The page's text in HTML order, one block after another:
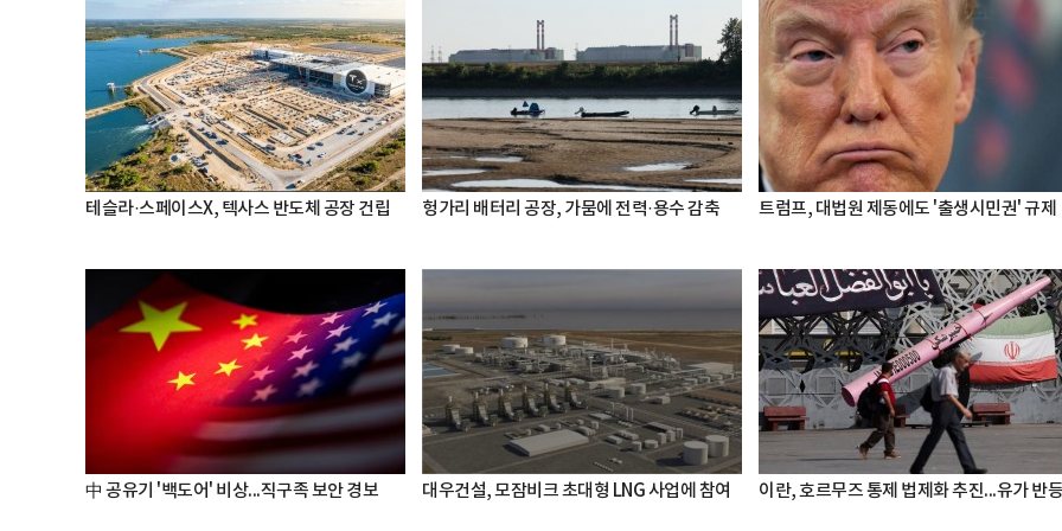
테슬라·스페이스X, 텍사스 반도체 공장 건립 헝가리 배터리 공장, 가뭄에 전력·용수 감축 트럼프, 대법원 제동에도 '출생시민권' 규제
中 공유기 '백도어' 비상...직구족 보안 경보 대우건설, 모잠비크 초대형 LNG 사업에 참여 이란, 호르무즈 통제 법제화 추진...유가 반등